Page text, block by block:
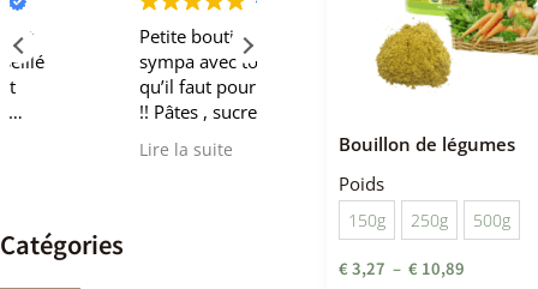
Petite boutiques trop
sympa avec tout ce
qu’il faut pour le vrac
!! Pâtes , sucre ,
sirops, produits
ménagers… vraiment
et super gentille
Un magazin
accueillant, bien
achalandé et où il fait
le gel douche et le
mais aussi le riz
sauvage. Bravo
Manon!
Lire la suite
Catégories
Bouillon de légumes
Poids
150g 250g 500g
€ 3,27 – € 10,89